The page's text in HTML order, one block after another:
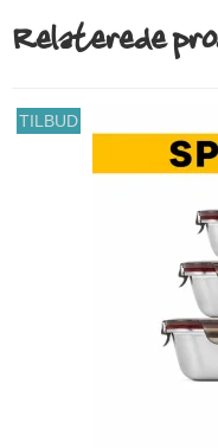
Relaterede
TILBUD